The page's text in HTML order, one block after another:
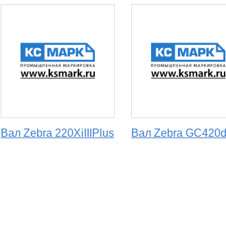
Вал Zebra 220XiIIIPlus Вал Zebra GC420d